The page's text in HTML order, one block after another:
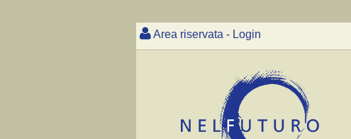
Area riservata - Login